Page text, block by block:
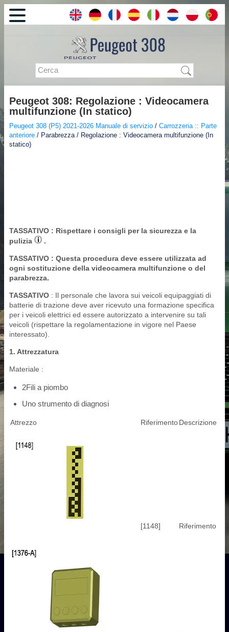
Peugeot 308: Regolazione : Videocamera
multifunzione (In statico)
Peugeot 308 (P5) 2021-2026 Manuale di servizio / Carrozzeria :: Parte
anteriore / Parabrezza / Regolazione : Videocamera multifunzione (In
statico)
TASSATIVO : Rispettare i consigli per la sicurezza e la
pulizia
.
TASSATIVO : Questa procedura deve essere utilizzata ad
ogni sostituzione della videocamera multifunzione o del
parabrezza.
TASSATIVO : Il personale che lavora sui veicoli equipaggiati di
batterie di trazione deve aver ricevuto una formazione specifica
per i veicoli elettrici ed essere autorizzato a intervenire su tali
veicoli (rispettare la regolamentazione in vigore nel Paese
interessato).
1. Attrezzatura
Materiale :
2Fili a piombo
Uno strumento di diagnosi
Attrezzo RiferimentoDescrizione
[1148] Riferimento